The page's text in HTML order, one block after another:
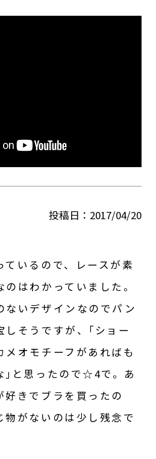
投稿日 2017/04/20
ているので、レースが素
はわかっていました。
ないデザインなのでパン
しそうですが、｢ショー
メオモチーフがあればも
｣と思ったので☆4で。あ
好きでブラを買ったの
物がないのは少し残念で